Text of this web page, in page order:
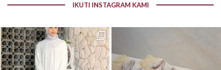
IKUTI INSTAGRAM KAMI